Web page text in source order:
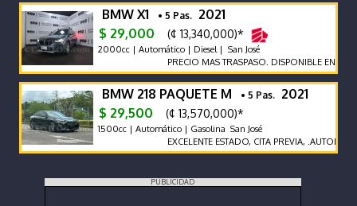
BMW X1 • 5 Pas. 2021
$ 29,000
(¢ 13,340,000)*
2000cc | Automático | Diesel | San José
PRECIO MAS TRASPASO. DISPONIBLE EN
BMW 218 PAQUETE M • 5 Pas. 2021
$ 29,500
(¢ 13,570,000)*
1500cc | Automático | Gasolina San José
EXCELENTE ESTADO, CITA PREVIA,
PUBLICIDAD